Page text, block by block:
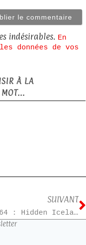
indésirables. En
données de vos
À LA
SUIVANT
#23-064 : Hidden Iceland – T1